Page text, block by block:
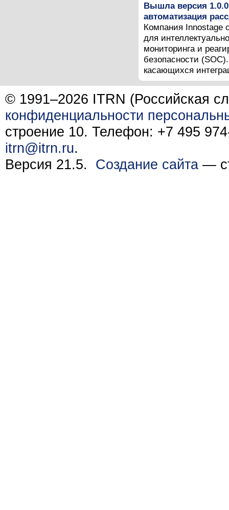
Вышла версия
автоматизация
Компания Innostage
для
мониторинга и
безопасности
касающихся
© 1991–2026 ITRN (Российская
конфиденциальности
строение 10. Телефон: +7 495
itrn@itrn.ru.
Версия 21.5. Создание сайта —